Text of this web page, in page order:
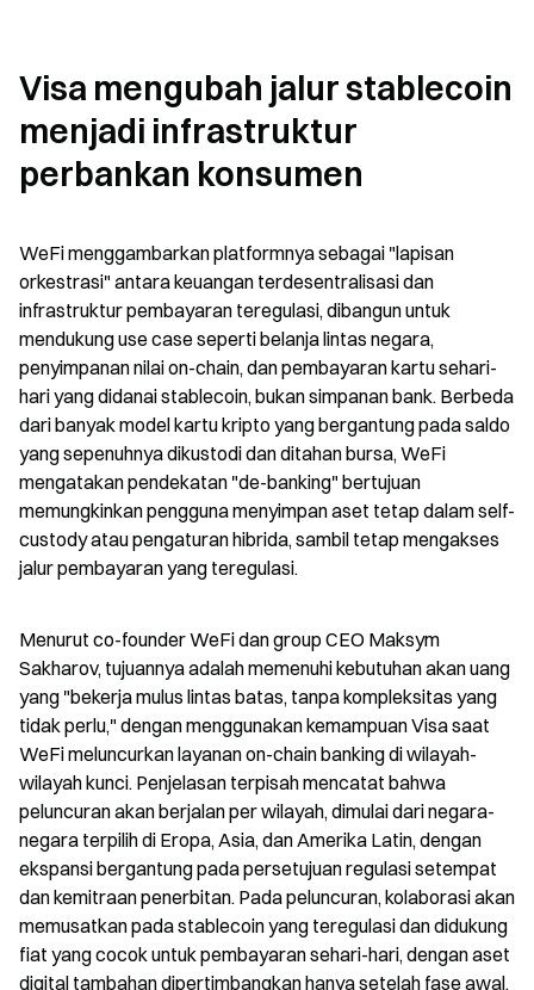
Visa mengubah jalur stablecoin
menjadi infrastruktur
perbankan konsumen
WeFi menggambarkan platformnya sebagai "lapisan
orkestrasi" antara keuangan terdesentralisasi dan
infrastruktur pembayaran teregulasi, dibangun untuk
mendukung use case seperti belanja lintas negara,
penyimpanan nilai on-chain, dan pembayaran kartu sehari-
hari yang didanai stablecoin, bukan simpanan bank. Berbeda
dari banyak model kartu kripto yang bergantung pada saldo
yang sepenuhnya dikustodi dan ditahan bursa, WeFi
mengatakan pendekatan "de-banking" bertujuan
memungkinkan pengguna menyimpan aset tetap dalam self-
custody atau pengaturan hibrida, sambil tetap mengakses
jalur pembayaran yang teregulasi.
Menurut co-founder WeFi dan group CEO Maksym
Sakharov, tujuannya adalah memenuhi kebutuhan akan uang
yang "bekerja mulus lintas batas, tanpa kompleksitas yang
tidak perlu," dengan menggunakan kemampuan Visa saat
WeFi meluncurkan layanan on-chain banking di wilayah-
wilayah kunci. Penjelasan terpisah mencatat bahwa
peluncuran akan berjalan per wilayah, dimulai dari negara-
negara terpilih di Eropa, Asia, dan Amerika Latin, dengan
ekspansi bergantung pada persetujuan regulasi setempat
dan kemitraan penerbitan. Pada peluncuran, kolaborasi akan
memusatkan pada stablecoin yang teregulasi dan didukung
fiat yang cocok untuk pembayaran sehari-hari, dengan aset
digital tambahan dipertimbangkan hanya setelah fase awal.